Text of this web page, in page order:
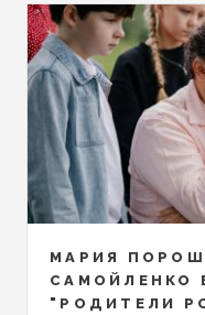
МАРИЯ
САМОЙЛЕНКО
"РОДИТЕЛИ